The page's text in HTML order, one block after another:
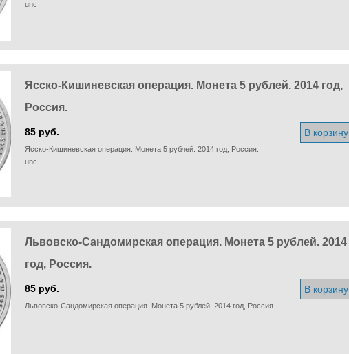
unc
Ясско-Кишиневская операция. Монета 5 рублей. 2014 год,
Россия.
85 руб. В корзину
Ясско-Кишиневская операция. Монета 5 рублей. 2014 год, Россия.
unc
Львовско-Сандомирская операция. Монета 5 рублей. 2014
год, Россия.
85 руб. В корзину
Львовско-Сандомирская операция. Монета 5 рублей. 2014 год, Россия